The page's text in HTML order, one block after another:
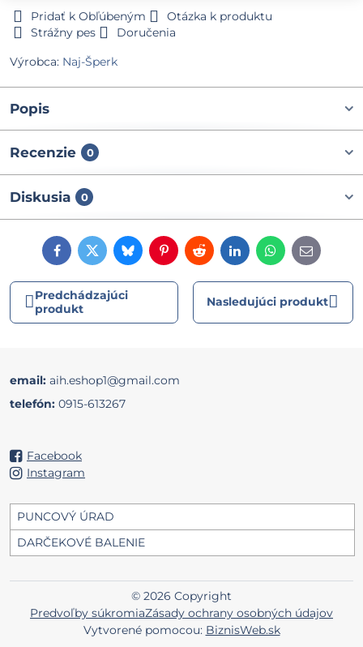
Pridať k Obľúbeným
Otázka k produktu
Strážny pes
Doručenia
Výrobca: Naj-Šperk
Popis
Recenzie 0
Diskusia 0
FacebookTwitterBlueskyPinterestRedditLinkedInWhatsApp
E-
mail
Predchádzajúci
produkt
Nasledujúci produkt
email: aih.eshop1@gmail.com
telefón: 0915-613267
Facebook
Instagram
PUNCOVÝ ÚRAD
DARČEKOVÉ BALENIE
© 2026 Copyright
Predvoľby súkromiaZásady ochrany osobných údajov
Vytvorené pomocou: BiznisWeb.sk